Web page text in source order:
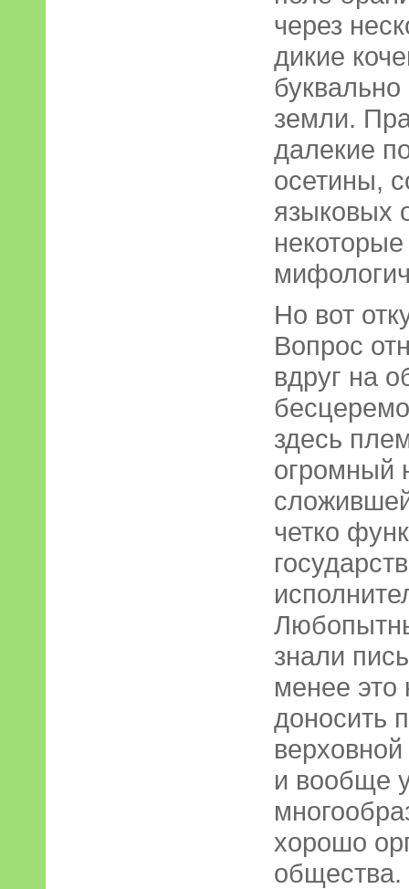
через
дикие
земли.
далекие
осетины,
языковых
Но вот
Вопрос
вдруг на
здесь
огромный
четко
знали
менее
доносить
и вообще
хорошо
общества.